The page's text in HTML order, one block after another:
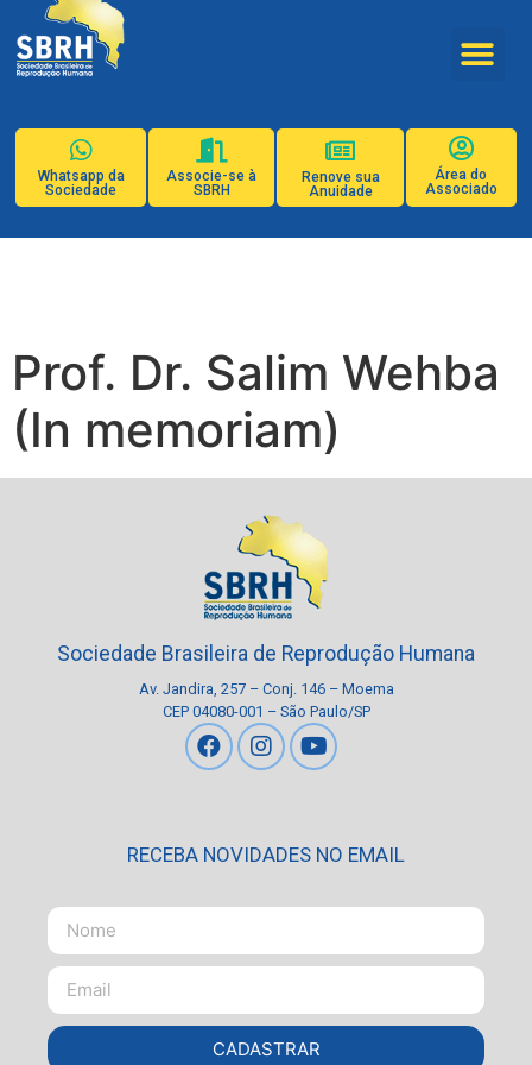
Whatsapp da
Sociedade
Associe-se à
SBRH
Renove sua
Anuidade
Área do
Associado
Prof. Dr. Salim Wehba
(In memoriam)
Sociedade Brasileira de Reprodução Humana
Av. Jandira, 257 – Conj. 146 – Moema
CEP 04080-001 – São Paulo/SP
RECEBA NOVIDADES NO EMAIL
CADASTRAR